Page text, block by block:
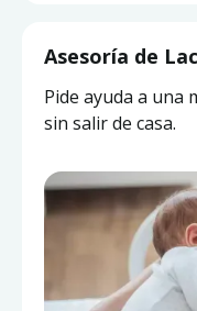
Asesoría de
Pide ayuda a una
sin salir de casa.